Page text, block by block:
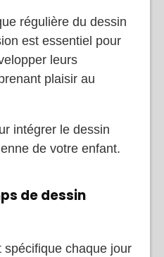
régulière du dessin
est essentiel pour
leurs
plaisir au
intégrer le dessin
de votre enfant.
de dessin
chaque jour